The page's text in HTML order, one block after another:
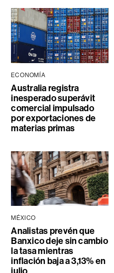
ECONOMÍA
Australia registra
inesperado superávit
comercial impulsado
por exportaciones de
materias primas
MÉXICO
Analistas prevén que
Banxico deje sin cambio
la tasa mientras
inflación baja a 3,13% en